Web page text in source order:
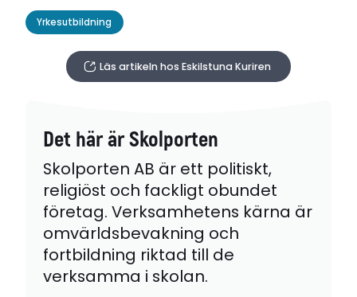
Yrkesutbildning
Läs artikeln hos Eskilstuna Kuriren
Det här är Skolporten
Skolporten AB är ett politiskt,
religiöst och fackligt obundet
företag. Verksamhetens kärna är
omvärldsbevakning och
fortbildning riktad till de
verksamma i skolan.